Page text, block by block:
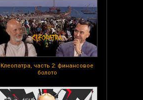
Клеопатра, часть 2: финансовое
болото